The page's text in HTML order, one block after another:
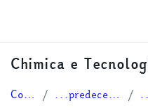
Chimica e
Corsi ...predecenti